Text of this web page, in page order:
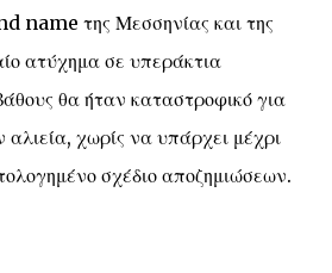
name της Μεσσηνίας και της
ατύχημα σε υπεράκτια
θα ήταν καταστροφικό για
αλιεία, χωρίς να υπάρχει μέχρι
σχέδιο αποζημιώσεων.